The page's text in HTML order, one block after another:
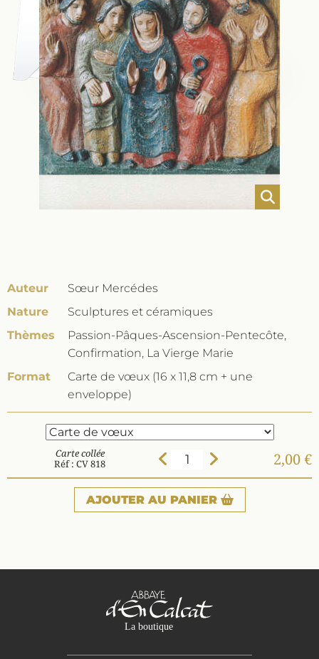
Auteur
Sœur Mercédes
Nature
Sculptures et céramiques
Thèmes
Passion-Pâques-Ascension-Pentecôte,
Confirmation, La Vierge Marie
Format
Carte de vœux (16 x 11,8 cm + une
enveloppe)
Carte collée
Réf : CV 818
2,00 €
AJOUTER AU PANIER